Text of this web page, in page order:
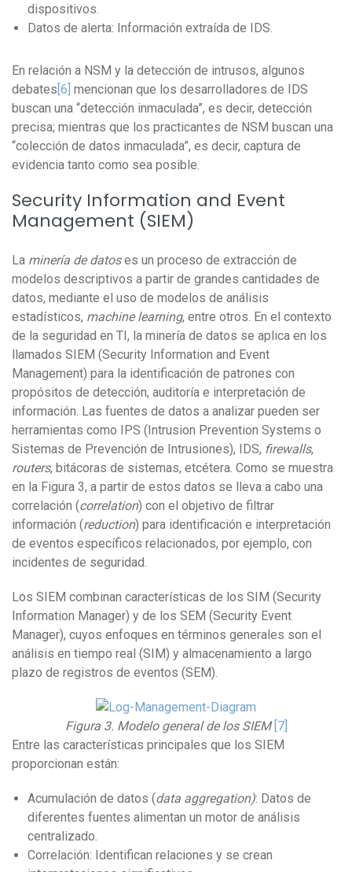
dispositivos.
Datos de alerta: Información extraída de IDS.
En relación a NSM y la detección de intrusos, algunos
debates [6] mencionan que los desarrolladores de IDS
buscan una “detección inmaculada”, es decir, detección
precisa; mientras que los practicantes de NSM buscan una
“colección de datos inmaculada”, es decir, captura de
evidencia tanto como sea posible.
Security Information and Event
Management (SIEM)
La minería de datoses un proceso de extracción de
modelos descriptivos a partir de grandes cantidades de
datos, mediante el uso de modelos de análisis
estadísticos, machine learning, entre otros. En el contexto
de la seguridad en TI, la minería de datos se aplica en los
llamados SIEM (Security Information and Event
Management) para la identificación de patrones con
propósitos de detección, auditoría e interpretación de
información. Las fuentes de datos a analizar pueden ser
herramientas como IPS (Intrusion Prevention Systems o
Sistemas de Prevención de Intrusiones), IDS, firewalls,
routers, bitácoras de sistemas, etcétera. Como se muestra
en la Figura 3, a partir de estos datos se lleva a cabo una
correlación (correlation) con el objetivo de filtrar
información (reduction) para identificación e interpretación
de eventos específicos relacionados, por ejemplo, con
incidentes de seguridad.
Los SIEM combinan características de los SIM (Security
Information Manager) y de los SEM (Security Event
Manager), cuyos enfoques en términos generales son el
análisis en tiempo real (SIM) y almacenamiento a largo
plazo de registros de eventos (SEM).
Figura 3. Modelo general de los SIEM [7]
Entre las características principales que los SIEM
proporcionan están:
Acumulación de datos (data aggregation): Datos de
diferentes fuentes alimentan un motor de análisis
centralizado.
Correlación: Identifican relaciones y se crean